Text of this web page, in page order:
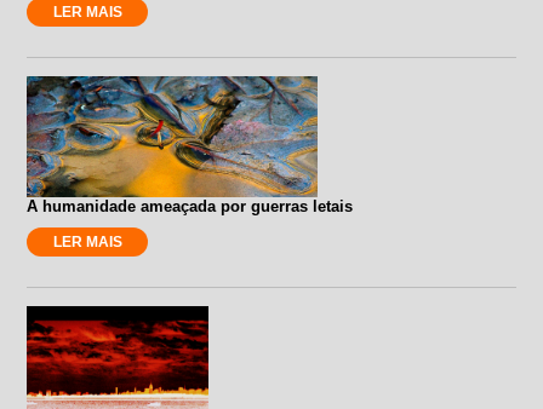
LER MAIS
A humanidade ameaçada por guerras letais
LER MAIS